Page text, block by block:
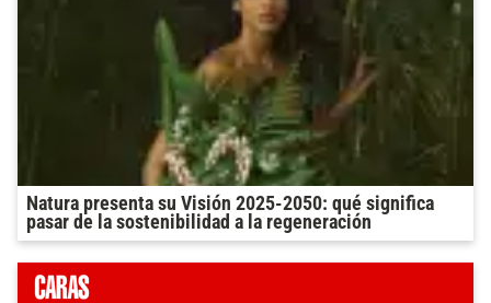
Natura presenta su Visión 2025-2050: qué significa
pasar de la sostenibilidad a la regeneración